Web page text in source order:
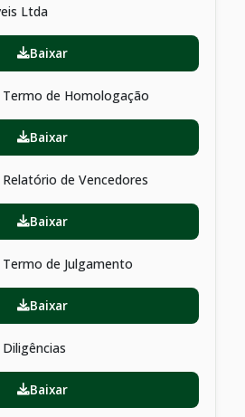
Ltda
Baixar
de Homologação
Baixar
de Vencedores
Baixar
de Julgamento
Baixar
Baixar